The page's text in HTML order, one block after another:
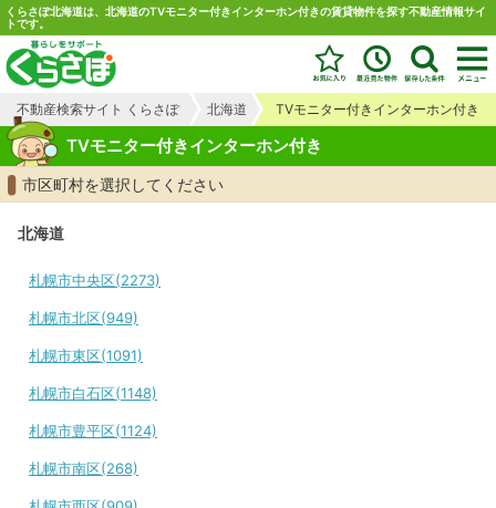
くらさぽ北海道は、北海道のTVモニター付きインターホン付きの賃貸物件を探す不動産情報サイ
トです。
不動産検索サイト くらさぽ 北海道 TVモニター付きインターホン付き
TVモニター付きインターホン付き
市区町村を選択してください
北海道
札幌市中央区(2273)
札幌市北区(949)
札幌市東区(1091)
札幌市白石区(1148)
札幌市豊平区(1124)
札幌市南区(268)